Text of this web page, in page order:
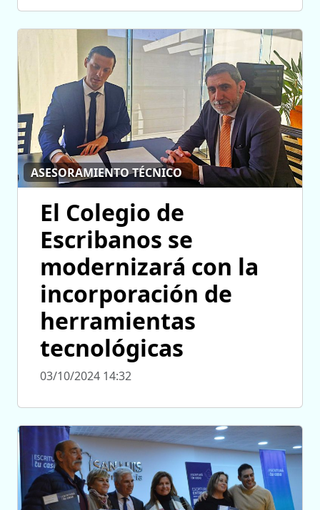
ASESORAMIENTO TÉCNICO
El Colegio de
Escribanos se
modernizará con la
incorporación de
herramientas
tecnológicas
03/10/2024 14:32